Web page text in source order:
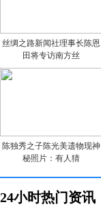
丝绸之路新闻社理事长陈恩
田将专访南方丝
陈独秀之子陈光美遗物现神
秘照片：有人猜
24小时热门资讯